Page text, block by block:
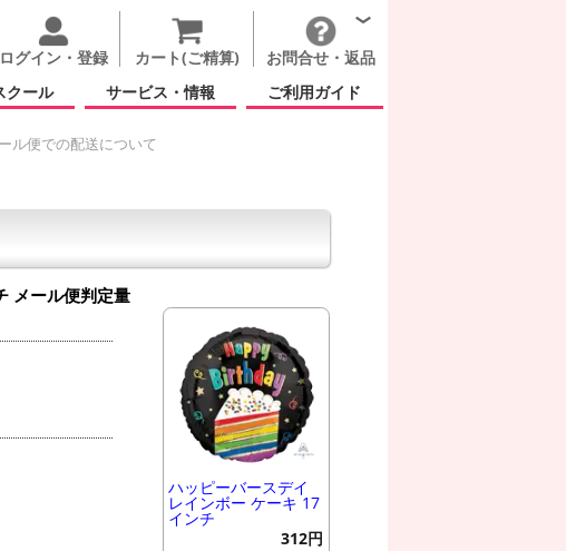
ログイン・登録 カート(ご精算)
お問合せ・返品
クール サービス・情報 ご利用ガイド
ル便での配送について
メール便判定量
ハッピーバースデイ
レインボー ケーキ 17
インチ
312円